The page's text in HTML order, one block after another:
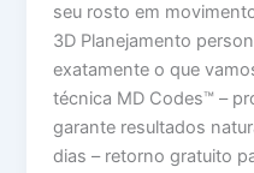
seu rosto em
3D Planejamento
exatamente o que
técnica MD Codes™ –
garante resultados
dias – retorno gratuito